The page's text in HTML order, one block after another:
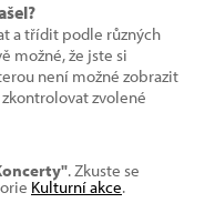
a třídit podle různých
možné, že jste si
není možné zobrazit
zvolené
. Zkuste se
Kulturní akce.